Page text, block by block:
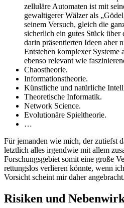
zelluläre Automaten ist mit
gewaltigerer Wälzer als
seinem Versuch, gleich die
sicherlich ein gutes Stück über
darin präsentierten Ideen aber
Entstehen komplexer Systeme
ebenso relevant wie
Chaostheorie.
Informationstheorie.
Künstliche und natürliche
Theoretische Informatik.
Network Science.
Evolutionäre Spieltheorie.
…
Für jemanden wie mich, der zutiefst
letztlich alles irgendwie mit allem
Forschungsgebiet somit eine große
rettungslos verlieren könnte, wenn
Vorsicht scheint mir daher angebracht.
Risiken und